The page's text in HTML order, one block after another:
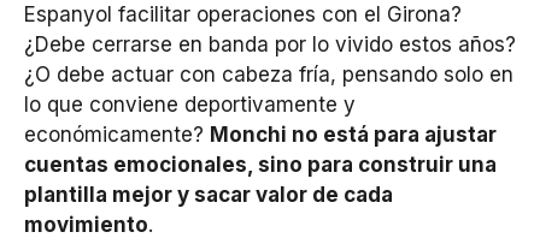
Espanyol facilitar operaciones con el Girona?
¿Debe cerrarse en banda por lo vivido estos años?
¿O debe actuar con cabeza fría, pensando solo en
lo que conviene deportivamente y
económicamente? Monchi no está para ajustar
cuentas emocionales, sino para construir una
plantilla mejor y sacar valor de cada
movimiento.